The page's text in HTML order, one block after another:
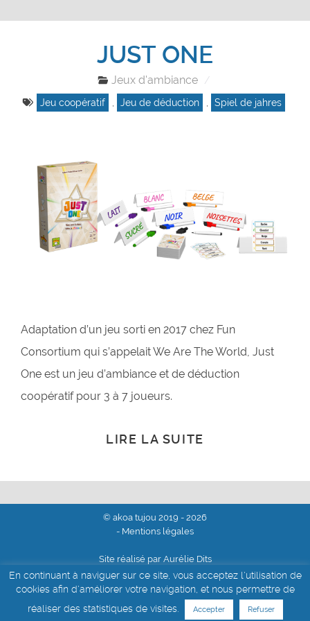
JUST ONE
Jeux d'ambiance
Jeu coopératif , Jeu de déduction , Spiel de jahres
Adaptation d’un jeu sorti en 2017 chez Fun
Consortium qui s’appelait We Are The World, Just
One est un jeu d’ambiance et de déduction
coopératif pour 3 à 7 joueurs.
LIRE LA SUITE
© akoa tujou 2019 - 2026
- Mentions légales
Site réalisé par Aurélie Dits
En continuant à naviguer sur ce site, vous acceptez l'utilisation de
cookies afin d'améliorer votre navigation, et nous permettre de
réaliser des statistiques de visites.
Accepter Refuser